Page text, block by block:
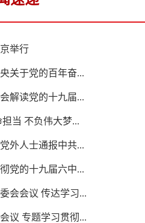
举行
关于党的百年奋...
解读党的十九届...
当 不负伟大梦...
外人士通报中共...
党的十九届六中...
会会议 传达学习...
议 专题学习贯彻...